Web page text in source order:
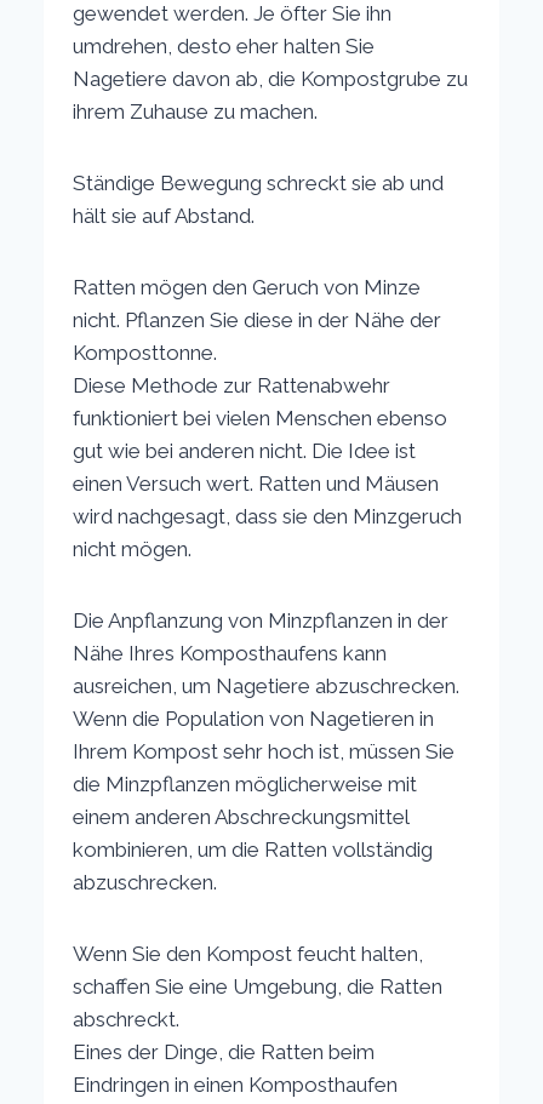
gewendet werden. Je öfter Sie ihn
umdrehen, desto eher halten Sie
Nagetiere davon ab, die Kompostgrube zu
ihrem Zuhause zu machen.
Ständige Bewegung schreckt sie ab und
hält sie auf Abstand.
Ratten mögen den Geruch von Minze
nicht. Pflanzen Sie diese in der Nähe der
Komposttonne.
Diese Methode zur Rattenabwehr
funktioniert bei vielen Menschen ebenso
gut wie bei anderen nicht. Die Idee ist
einen Versuch wert. Ratten und Mäusen
wird nachgesagt, dass sie den Minzgeruch
nicht mögen.
Die Anpflanzung von Minzpflanzen in der
Nähe Ihres Komposthaufens kann
ausreichen, um Nagetiere abzuschrecken.
Wenn die Population von Nagetieren in
Ihrem Kompost sehr hoch ist, müssen Sie
die Minzpflanzen möglicherweise mit
einem anderen Abschreckungsmittel
kombinieren, um die Ratten vollständig
abzuschrecken.
Wenn Sie den Kompost feucht halten,
schaffen Sie eine Umgebung, die Ratten
abschreckt.
Eines der Dinge, die Ratten beim
Eindringen in einen Komposthaufen